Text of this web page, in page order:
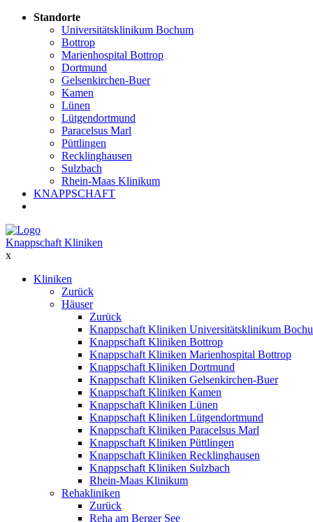
Standorte
Universitätsklinikum Bochum
Bottrop
Marienhospital Bottrop
Dortmund
Gelsenkirchen-Buer
Kamen
Lünen
Lütgendortmund
Paracelsus Marl
Püttlingen
Recklinghausen
Sulzbach
Rhein-Maas Klinikum
KNAPPSCHAFT
Knappschaft Kliniken
x
Kliniken
Zurück
Häuser
Zurück
Knappschaft Kliniken Universitätsklinikum
Knappschaft Kliniken Bottrop
Knappschaft Kliniken Marienhospital Bottrop
Knappschaft Kliniken Dortmund
Knappschaft Kliniken Gelsenkirchen-Buer
Knappschaft Kliniken Kamen
Knappschaft Kliniken Lünen
Knappschaft Kliniken Lütgendortmund
Knappschaft Kliniken Paracelsus Marl
Knappschaft Kliniken Püttlingen
Knappschaft Kliniken Recklinghausen
Knappschaft Kliniken Sulzbach
Rhein-Maas Klinikum
Rehakliniken
Zurück
Reha am Berger See